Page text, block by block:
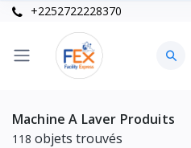
+2252722228370
Machine A Laver Produits
118 objets trouvés